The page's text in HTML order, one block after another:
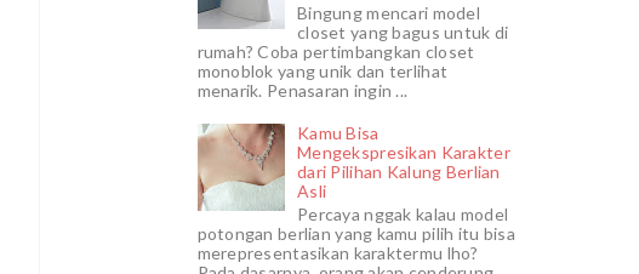
Bingung mencari model
closet yang bagus untuk di
rumah? Coba pertimbangkan closet
monoblok yang unik dan terlihat
menarik. Penasaran ingin ...
Kamu Bisa
Mengekspresikan Karakter
dari Pilihan Kalung Berlian
Asli
Percaya nggak kalau model
potongan berlian yang kamu pilih itu bisa
merepresentasikan karaktermu lho?